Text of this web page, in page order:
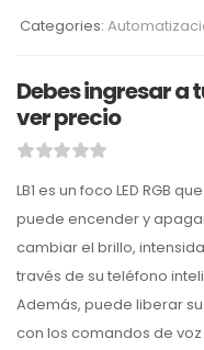
Categories:
Debes ingresar
ver precio
LB1 es un foco LED RGB
puede encender y
cambiar el brillo,
través de su teléfono
Además, puede liberar
con los comandos de